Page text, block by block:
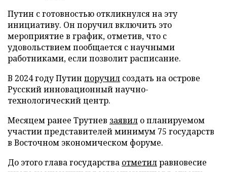
Путин с готовностью откликнулся на эту
инициативу. Он поручил включить это
мероприятие в график, отметив, что с
удовольствием пообщается с научными
работниками, если позволит расписание.
В 2024 году Путин поручил создать на острове
Русский инновационный научно-
технологический центр.
Месяцем ранее Трутнев заявил о планируемом
участии представителей минимум 75 государств
в Восточном экономическом форуме.
До этого глава государства отметилравновесие